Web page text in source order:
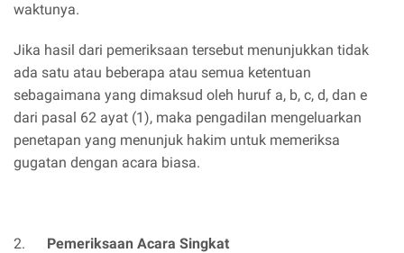
waktunya.
Jika hasil dari pemeriksaan tersebut menunjukkan tidak
ada satu atau beberapa atau semua ketentuan
sebagaimana yang dimaksud oleh huruf a, b, c, d, dan e
dari pasal 62 ayat (1), maka pengadilan mengeluarkan
penetapan yang menunjuk hakim untuk memeriksa
gugatan dengan acara biasa.
2. Pemeriksaan Acara Singkat